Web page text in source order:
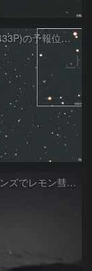
433P彗星(433P)の予報位置：2026/05/30
オールドレンズでレモン彗星11/9